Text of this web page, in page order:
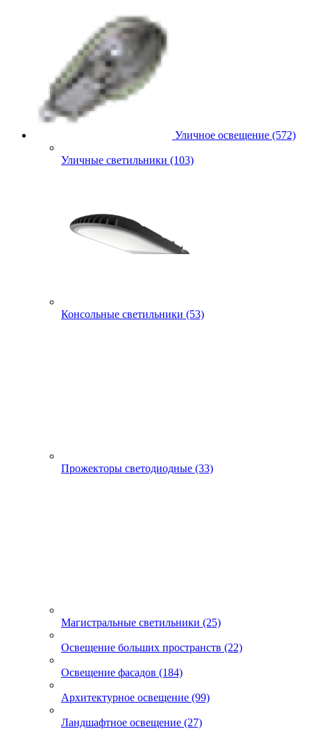
Уличное освещение (572)
Уличные светильники (103)
Консольные светильники (53)
Прожекторы светодиодные (33)
Магистральные светильники (25)
Освещение больших пространств (22)
Освещение фасадов (184)
Архитектурное освещение (99)
Ландшафтное освещение (27)